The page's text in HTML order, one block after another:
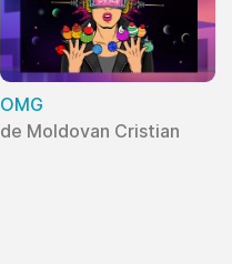
OMG
de Moldovan Cristian